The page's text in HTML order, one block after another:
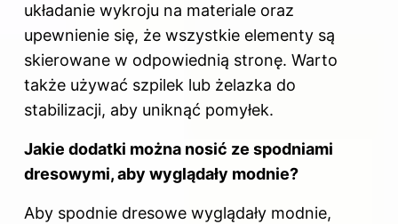
układanie wykroju na materiale oraz
upewnienie się, że wszystkie elementy są
skierowane w odpowiednią stronę. Warto
także używać szpilek lub żelazka do
stabilizacji, aby uniknąć pomyłek.
Jakie dodatki można nosić ze spodniami
dresowymi, aby wyglądały modnie?
Aby spodnie dresowe wyglądały modnie,